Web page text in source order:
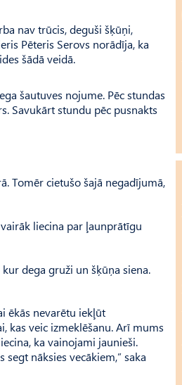
nav trūcis, deguši šķūņi,
Pēteris Serovs norādīja, ka
šādā veidā.
šautuves nojume. Pēc stundas
Savukārt stundu pēc pusnakts
Tomēr cietušo šajā negadījumā,
liecina par ļaunprātīgu
dega gruži un šķūņa siena.
ēkās nevarētu iekļūt
kas veic izmeklēšanu. Arī mums
ka vainojami jaunieši.
nāksies vecākiem,” saka